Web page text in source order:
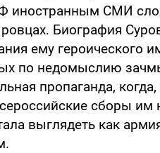
иностранным СМИ
Биография
ему героического
по недомыслию
пропаганда, когда,
сборы им
выглядеть как